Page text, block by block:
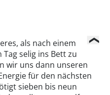
als nach einem
selig ins Bett zu
wir uns dann unseren
für den nächsten
sieben bis neun